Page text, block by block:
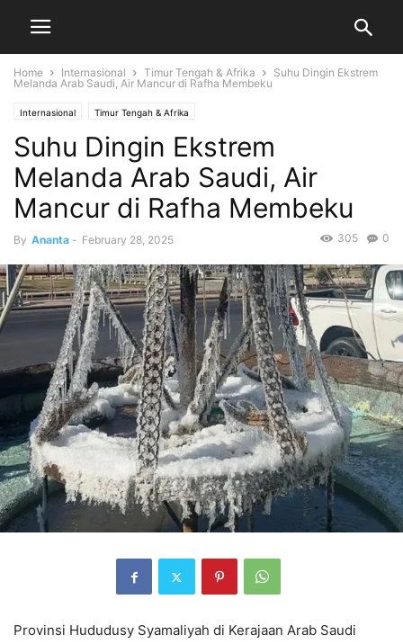
Home Internasional Timur Tengah & Afrika
Suhu Dingin Ekstrem
Melanda Arab Saudi, Air Mancur di Rafha Membeku
Internasional Timur Tengah & Afrika
Suhu Dingin Ekstrem
Melanda Arab Saudi, Air
Mancur di Rafha Membeku
By Ananta - February 28, 2025 0
305
Provinsi Hududusy Syamaliyah di Kerajaan Arab Saudi